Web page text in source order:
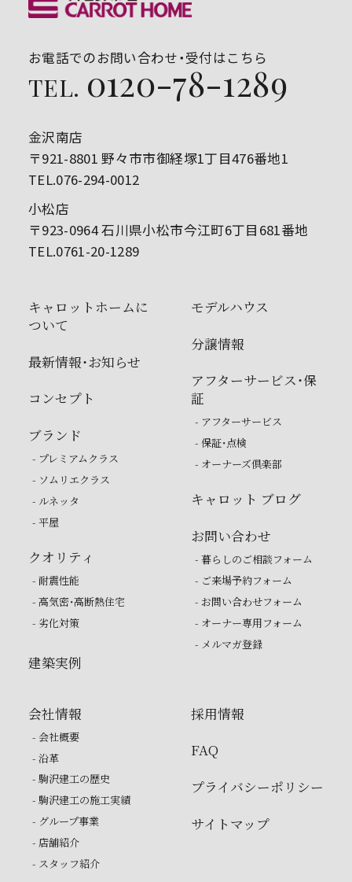
お電話でのお問い合わせ・受付はこちら
TEL. 0120-78-1289
金沢南店
〒921-8801 野々市市御経塚1丁目476番地1
TEL.076-294-0012
小松店
〒923-0964 石川県小松市今江町6丁目681番地
TEL.0761-20-1289
キャロットホームに
ついて
最新情報・お知らせ
コンセプト
ブランド
- プレミアムクラス
- ソムリエクラス
- ルネッタ
- 平屋
クオリティ
- 耐震性能
- 高気密・高断熱住宅
- 劣化対策
建築実例
モデルハウス
分譲情報
アフターサービス・保
証
- アフターサービス
- 保証・点検
- オーナーズ倶楽部
キャロット ブログ
お問い合わせ
- 暮らしのご相談フォーム
- ご来場予約フォーム
- お問い合わせフォーム
- オーナー専用フォーム
- メルマガ登録
会社情報
- 会社概要
- 沿革
- 駒沢建工の歴史
- 駒沢建工の施工実績
- グループ事業
- 店舗紹介
- スタッフ紹介
採用情報
FAQ
プライバシーポリシー
サイトマップ